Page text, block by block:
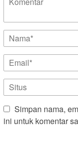
Simpan nama,
ini untuk komentar